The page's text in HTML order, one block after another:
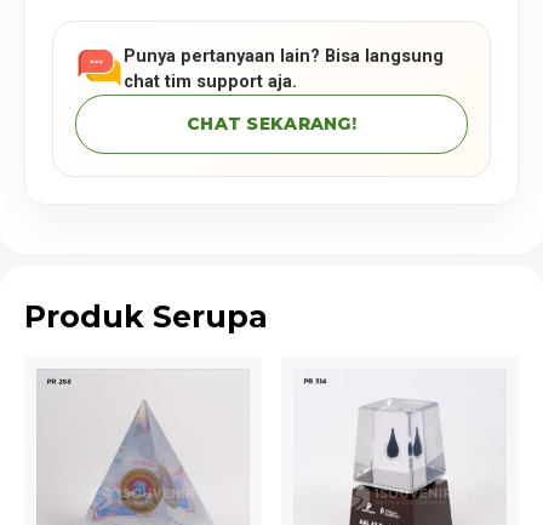
Punya pertanyaan lain? Bisa langsung
chat tim support aja.
CHAT SEKARANG!
Produk Serupa